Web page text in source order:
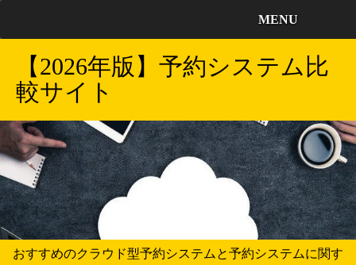
【2026年版】予約システム比
較サイト
MENU
おすすめのクラウド型予約システムと予約システムに関す